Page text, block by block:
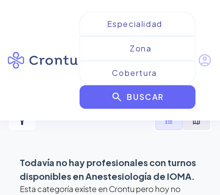
search BUSCAR
account_circle
Resultados para
Anestesiología de IOMA
filter_alt format_list_bulleted map
Todavía no hay profesionales con turnos
disponibles enAnestesiología de IOMA.
Esta categoría existe en Crontu pero hoy no